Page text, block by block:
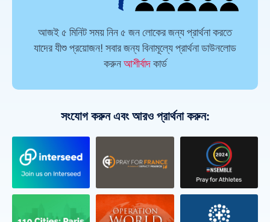
আজই ৫ মিনিট সময় নিন ৫ জন লোকের জন্য প্রার্থনা করতে
যাদের যীশু প্রয়োজন! সবার জন্য বিনামূল্যে প্রার্থনা ডাউনলোড
করুনআশীর্বাদকার্ড
সংযোগ করুন এবং আরও প্রার্থনা করুন: